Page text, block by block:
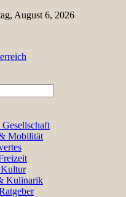
August 6, 2026
Politik, Kultur &
Mobilität
Kulinarik